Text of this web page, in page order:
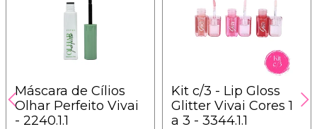
Máscara de Cílios
Olhar Perfeito Vivai
- 2240.1.1
Kit c/3 - Lip Gloss
Glitter Vivai Cores 1
a 3 - 3344.1.1